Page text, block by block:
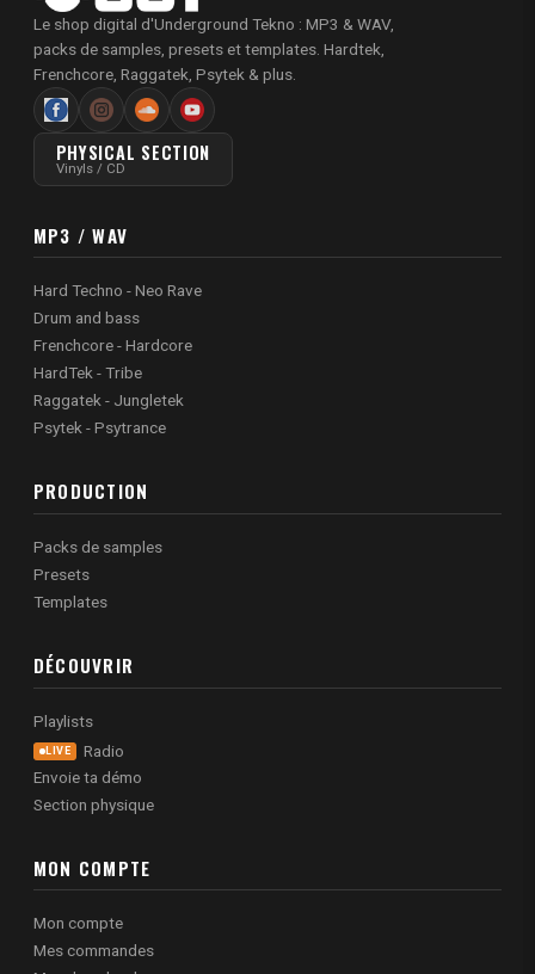
Le shop digital d'Underground Tekno : MP3 & WAV,
packs de samples, presets et templates. Hardtek,
Frenchcore, Raggatek, Psytek & plus.
PHYSICAL SECTION
Vinyls / CD
MP3 / WAV
Hard Techno - Neo Rave
Drum and bass
Frenchcore - Hardcore
HardTek - Tribe
Raggatek - Jungletek
Psytek - Psytrance
PRODUCTION
Packs de samples
Presets
Templates
DÉCOUVRIR
Playlists
LIVE
Radio
Envoie ta démo
Section physique
MON COMPTE
Mon compte
Mes commandes